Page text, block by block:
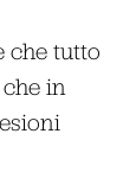
che tutto
in